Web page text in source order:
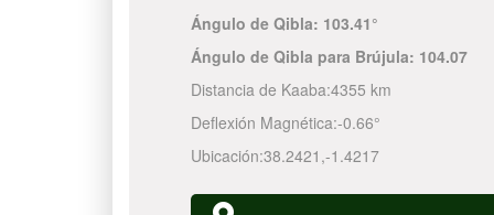
Ángulo de Qibla: 103.41°
Ángulo de Qibla para Brújula: 104.07
Distancia de Kaaba:4355 km
Deflexión Magnética:-0.66°
Ubicación:38.2421 ,-1.4217